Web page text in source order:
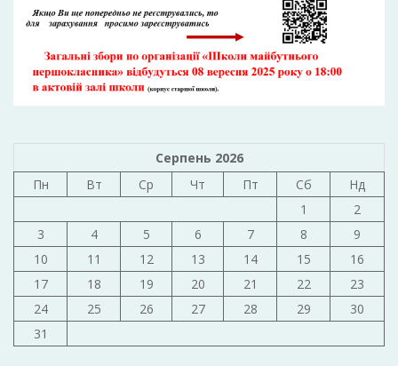
Серпень 2026
Пн
Вт Ср Чт Пт Сб
Нд
1
2
3
4 5 6 7 8
9
10
11 12 13 14 15
16
17
18 19 20 21 22
23
24
25 26 27 28 29
30
31